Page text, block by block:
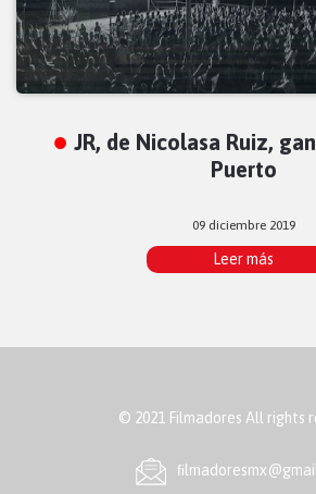
JR, de Nicolasa Ruiz,
Puerto
09 diciembre 2019
Leer más
© 2021 Filmadores All rights